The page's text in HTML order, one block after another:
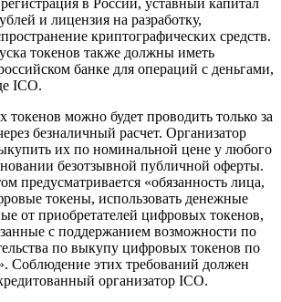
в России, уставный капитал
и лицензия на разработку,
криптографических средств.
токенов также должны иметь
банке для операций с деньгами,
ICO.
можно будет проводить только за
безналичный расчет. Организатор
их по номинальной цене у любого
безотзывной публичной оферты.
предусматривается «обязанность лица,
токены, использовать денежные
от приобретателей цифровых токенов,
с поддержанием возможности по
по выкупу цифровых токенов по
Соблюдение этих требований должен
организатор ICO.